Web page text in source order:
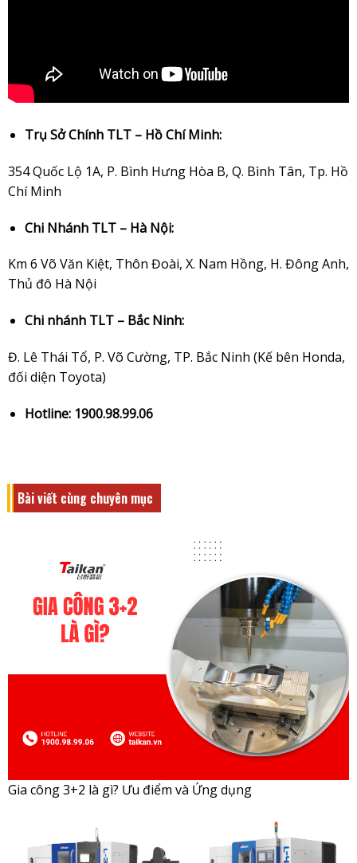
Trụ Sở Chính TLT – Hồ Chí Minh:
354 Quốc Lộ 1A, P. Bình Hưng Hòa B, Q. Bình Tân, Tp. Hồ
Chí Minh
Chi Nhánh TLT – Hà Nội:
Km 6 Võ Văn Kiệt, Thôn Đoài, X. Nam Hồng, H. Đông Anh,
Thủ đô Hà Nội
Chi nhánh TLT – Bắc Ninh:
Đ. Lê Thái Tổ, P. Võ Cường, TP. Bắc Ninh (Kế bên Honda,
đối diện Toyota)
Hotline: 1900.98.99.06
Bài viết cùng chuyên mục
Gia công 3+2 là gì? Ưu điểm và Ứng dụng